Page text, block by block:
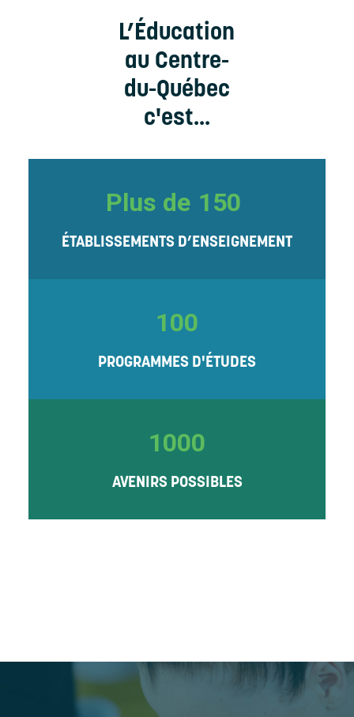
L’Éducation
au Centre-
du-Québec
c'est...
Plus de 150
ÉTABLISSEMENTS D’ENSEIGNEMENT
100
PROGRAMMES D'ÉTUDES
1000
AVENIRS POSSIBLES